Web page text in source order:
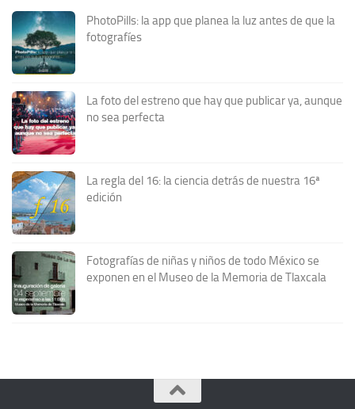
PhotoPills: la app que planea la luz antes de que la
fotografíes
La foto del estreno que hay que publicar ya, aunque
no sea perfecta
La regla del 16: la ciencia detrás de nuestra 16ª
edición
Fotografías de niñas y niños de todo México se
exponen en el Museo de la Memoria de Tlaxcala